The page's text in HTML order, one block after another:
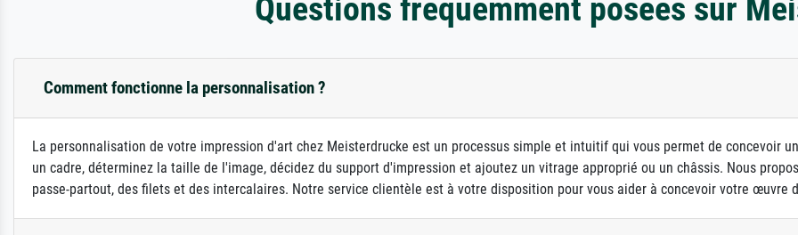
Questions fréquemment posées sur
Comment fonctionne la personnalisation ?
La personnalisation de votre impression d'art chez Meisterdrucke est un processus simple et intuitif qui vous permet de concevoir
un cadre, déterminez la taille de l'image, décidez du support d'impression et ajoutez un vitrage approprié ou un châssis. Nous
passe-partout, des filets et des intercalaires. Notre service clientèle est à votre disposition pour vous aider à concevoir votre œuvre